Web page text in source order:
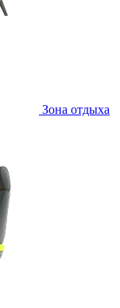
Зона отдыха